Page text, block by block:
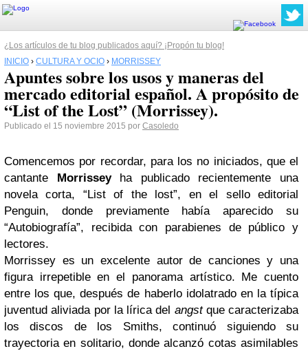
¿Los artículos de tu blog publicados aquí? ¡Propón tu blog!
INICIO › CULTURA Y OCIO › MORRISSEY
Apuntes sobre los usos y maneras del
mercado editorial español. A propósito de
“List of the Lost” (Morrissey).
Publicado el 15 noviembre 2015 por Casoledo
Comencemos por recordar, para los no iniciados, que el
cantante Morrisseyha publicado recientemente una
novela corta, “List of the lost”, en el sello editorial
Penguin, donde previamente había aparecido su
“Autobiografía”, recibida con parabienes de público y
lectores.
Morrissey es un excelente autor de canciones y una
figura irrepetible en el panorama artístico. Me cuento
entre los que, después de haberlo idolatrado en la típica
juventud aliviada por la lírica del angstque caracterizaba
los discos de los Smiths, continuó siguiendo su
trayectoria en solitario, donde alcanzó cotas asimilables